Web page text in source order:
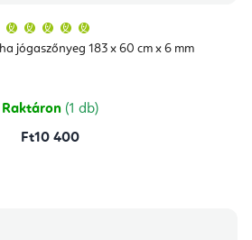
jógaszőnyeg 183 x 60 cm x 6 mm
átlagos
értékelése
csillag.
Raktáron (1 db)
Ft10 400